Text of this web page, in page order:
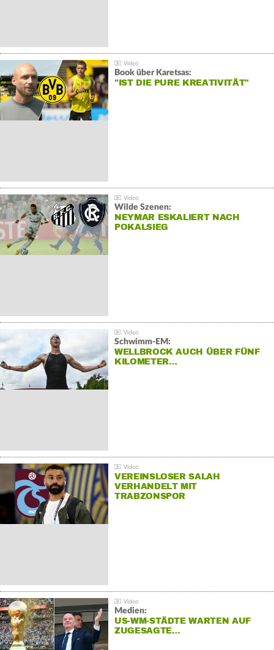
Book über Karetsas:
"IST DIE PURE KREATIVITÄT"
Wilde Szenen:
NEYMAR ESKALIERT NACH
POKALSIEG
Schwimm-EM:
WELLBROCK AUCH ÜBER FÜNF
KILOMETER…
VEREINSLOSER SALAH
VERHANDELT MIT
TRABZONSPOR
Medien:
US-WM-STÄDTE WARTEN AUF
ZUGESAGTE…